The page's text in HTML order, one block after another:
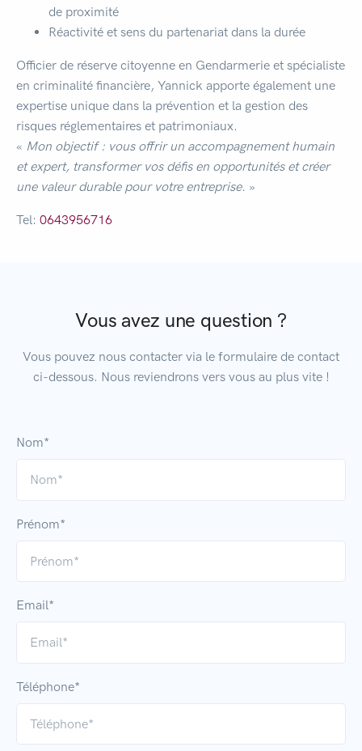
de proximité
Réactivité et sens du partenariat dans la durée
Officier de réserve citoyenne en Gendarmerie et spécialiste
en criminalité financière, Yannick apporte également une
expertise unique dans la prévention et la gestion des
risques réglementaires et patrimoniaux.
« Mon objectif : vous offrir un accompagnement humain
et expert, transformer vos défis en opportunités et créer
une valeur durable pour votre entreprise. »
Tel: 0643956716
Vous avez une question ?
Vous pouvez nous contacter via le formulaire de contact
ci-dessous. Nous reviendrons vers vous au plus vite !
Nom*
Prénom*
Email*
Téléphone*